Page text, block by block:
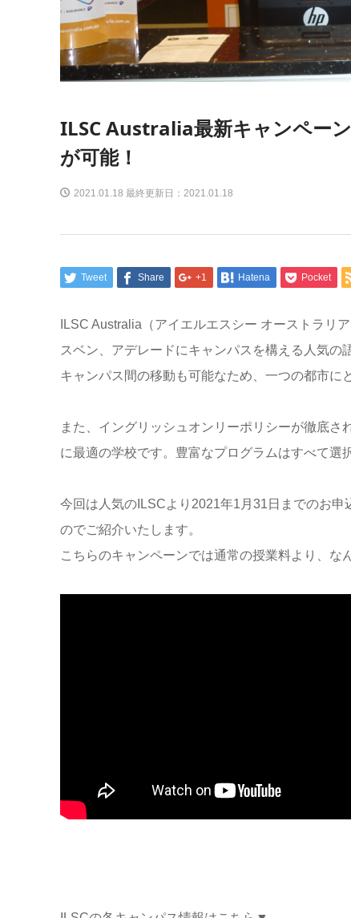
ILSC Australia最新キャンペー
が可能！
2021.01.18 最終更新日：2021.01.18
Tweet Share +1 Hatena Pocket
ILSC Australia（アイエルエスシー オーストラリ
スベン、アデレードにキャンパスを構える人気の
キャンパス間の移動も可能なため、一つの都市に
また、イングリッシュオンリーポリシーが徹底
に最適の学校です。豊富なプログラムはすべて選
今回は人気のILSCより2021年1月31日までのお
のでご紹介いたします。
こちらのキャンペーンでは通常の授業料より、な